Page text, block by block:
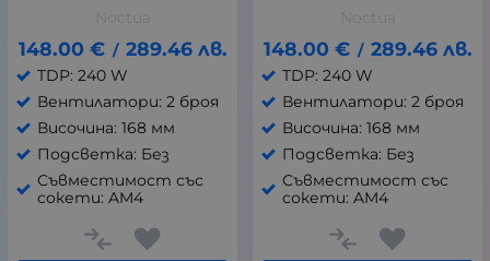
148.00 € / 289.46 лв.
TDP: 240 W
Вентилатори: 2 броя
Височина: 168 мм
Подсветка: Без
Съвместимост със
сокети: AM4
148.00 € / 289.46 лв.
TDP: 240 W
Вентилатори: 2 броя
Височина: 168 мм
Подсветка: Без
Съвместимост със
сокети: AM4